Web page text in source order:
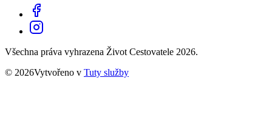
Všechna práva vyhrazena Život Cestovatele 2026.
© 2026Vytvořeno v Tuty služby